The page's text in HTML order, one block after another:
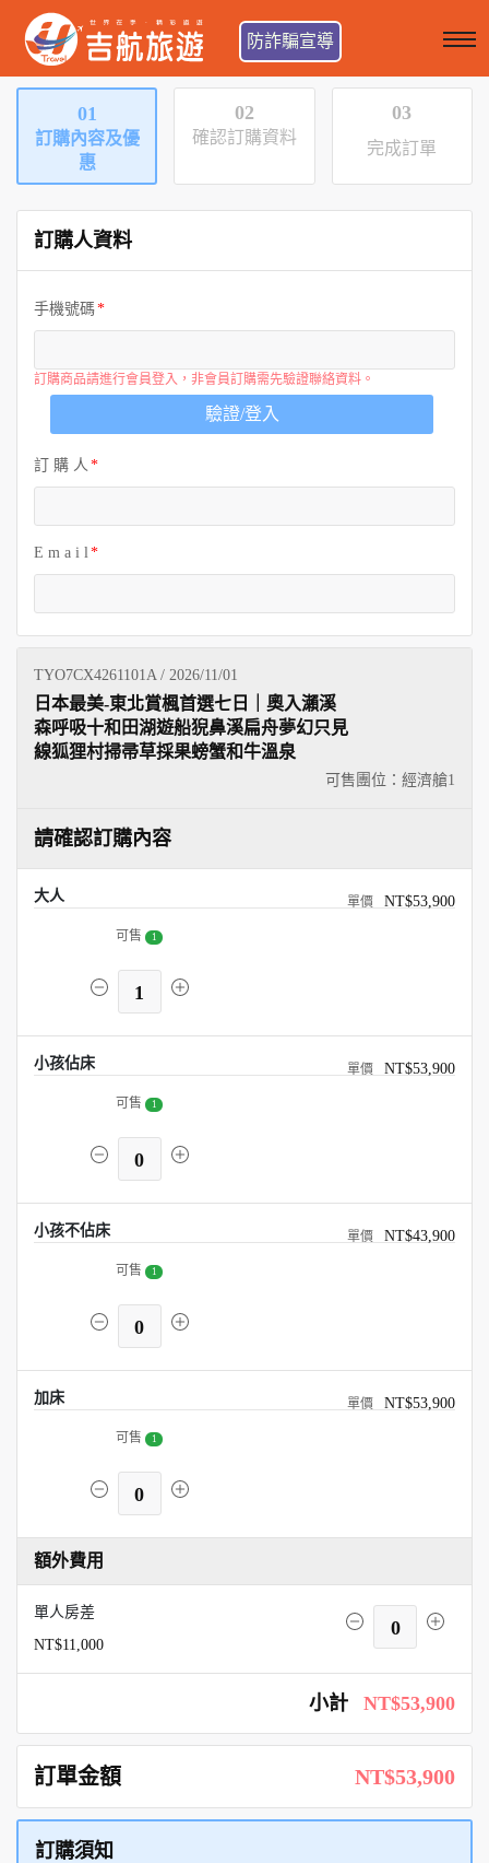
防詐騙宣導
01
訂購內容及優
惠
02
確認訂購資料
03
完成訂單
訂購人資料
手機號碼
訂購商品請進行會員登入，非會員訂購需先驗證聯絡資料。
驗證/登入
訂 購 人
E m a i l
TYO7CX4261101A / 2026/11/01
可售團位：經濟艙1
日本最美-東北賞楓首選七日｜奧入瀨溪
森呼吸十和田湖遊船猊鼻溪扁舟夢幻只見
線狐狸村掃帚草採果螃蟹和牛溫泉
請確認訂購內容
大人 NT$53,900
可售 1
1
小孩佔床 NT$53,900
可售 1
0
小孩不佔床 NT$43,900
可售 1
0
加床 NT$53,900
可售 1
0
額外費用
單人房差
NT$11,000
0
小計 NT$53,900
訂單金額 NT$53,900
訂購須知